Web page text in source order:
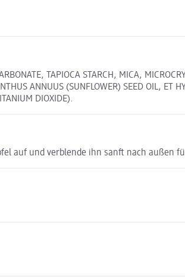
TAPIOCA STARCH, MICA,
ANNUUS (SUNFLOWER) SEED OIL, ET
DIOXIDE).
auf und verblende ihn sanft nach